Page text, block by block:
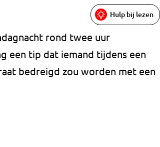
Hulp bij lezen
rond twee uur
een tip dat iemand tijdens een
bedreigd zou worden met een